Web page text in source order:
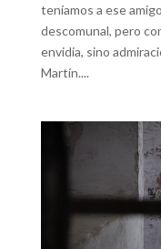
teníamos a ese
descomunal, pero
envidia, sino
Martín....
Reproductor